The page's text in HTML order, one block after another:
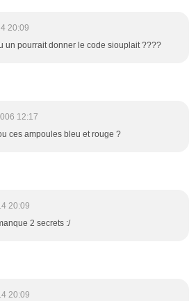
20:09
un pourrait donner le code siouplait ????
12:17
ces ampoules bleu et rouge ?
20:09
2 secrets :/
20:09